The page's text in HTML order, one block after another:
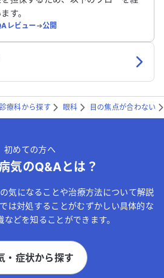
す。
レビュー➔公開
診療科から探す 眼科 目の焦点が合わない
初めての方へ
気のQ&Aとは？
気になることや治療方法について解説
は対処することがむずかしい具体的な
どを知ることができます。
・症状から探す